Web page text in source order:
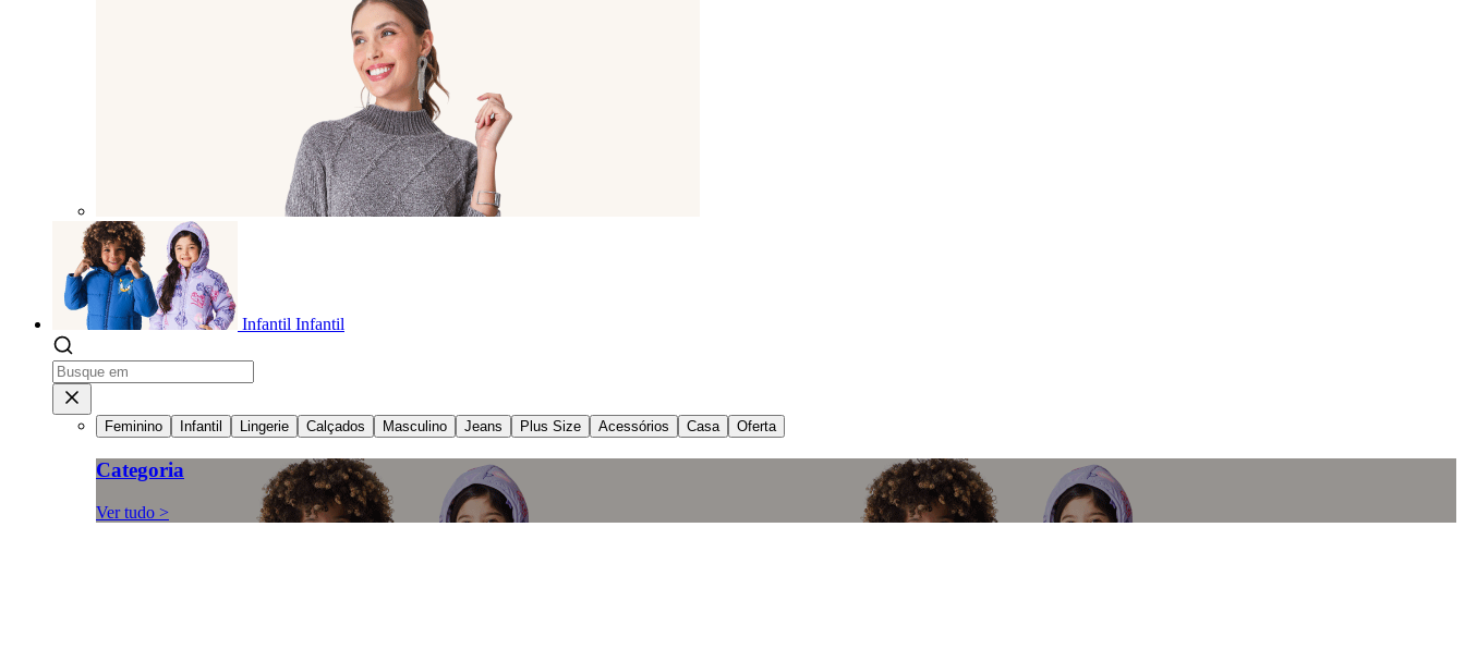
Infantil Infantil
Feminino Infantil Lingerie Calçados Masculino Jeans Plus Size Acessórios Casa Oferta
Categoria
Ver tudo >